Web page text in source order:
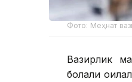
Фото: Меҳнат
Вазирлик
болали